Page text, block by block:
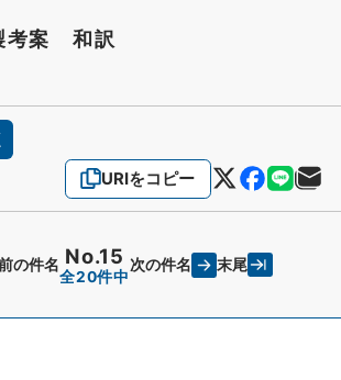
考案 和訳
URIをコピー
の件名 No.15
全20件中
次の件名 末尾